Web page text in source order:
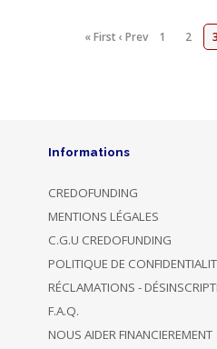
« First ‹ Prev 1 2 3
Informations
CREDOFUNDING
MENTIONS LÉGALES
C.G.U CREDOFUNDING
POLITIQUE DE
RÉCLAMATIONS -
F.A.Q.
NOUS AIDER FINANCIEREMENT